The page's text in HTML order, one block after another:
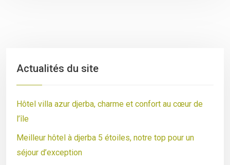
Actualités du site
Hôtel villa azur djerba, charme et confort au cœur de
l’île
Meilleur hôtel à djerba 5 étoiles, notre top pour un
séjour d’exception